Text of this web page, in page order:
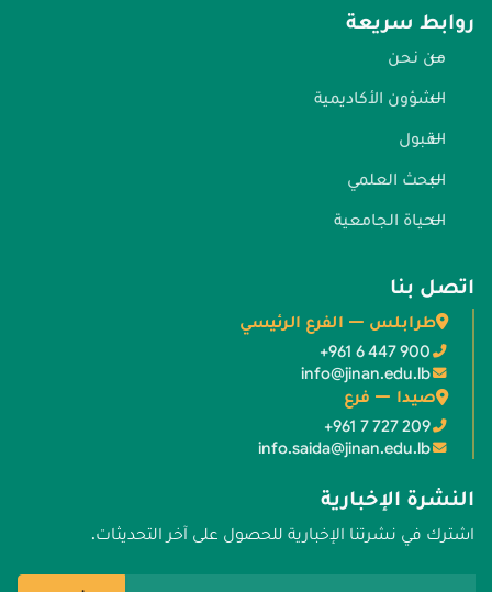
روابط سريعة
من نحن
الشؤون الأكاديمية
القبول
البحث العلمي
الحياة الجامعية
اتصل بنا
طرابلس — الفرع الرئيسي
+961 6 447 900
info@jinan.edu.lb
صيدا — فرع
+961 7 727 209
info.saida@jinan.edu.lb
النشرة الإخبارية
اشترك في نشرتنا الإخبارية للحصول على آخر التحديثات.